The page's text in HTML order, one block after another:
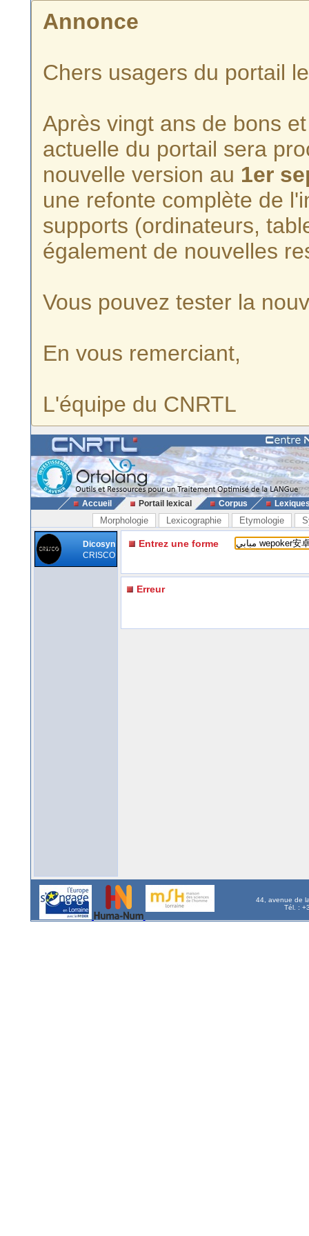
Annonce
Chers usagers du portail
Après vingt ans de bons
actuelle du portail sera
nouvelle version au 1er
une refonte complète de
supports (ordinateurs,
également de nouvelles
Vous pouvez tester la
En vous remerciant,
L'équipe du CNRTL
Accueil Portail lexical Corpus
Morphologie Lexicographie Etymologie
Dicosyn
CRISCO
Entrez une forme
Erreur
44, avenue de
Tél. :